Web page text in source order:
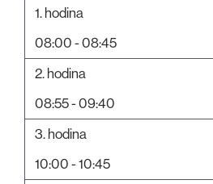
1. hodina
08:00 - 08:45
2. hodina
08:55 - 09:40
3. hodina
10:00 - 10:45